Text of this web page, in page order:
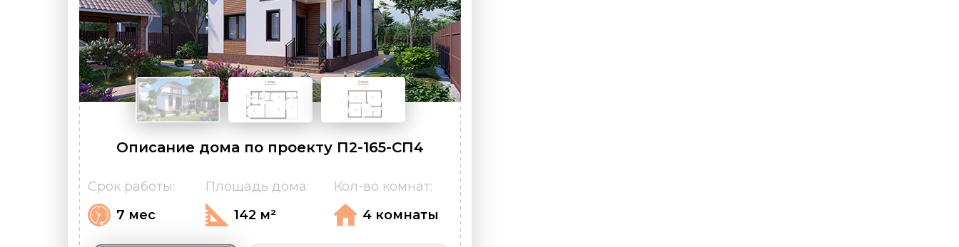
Описание дома по проекту П2-165-СП4
Срок работы:
7 мес
Площадь дома:
142 м²
Кол-во комнат:
4 комнаты